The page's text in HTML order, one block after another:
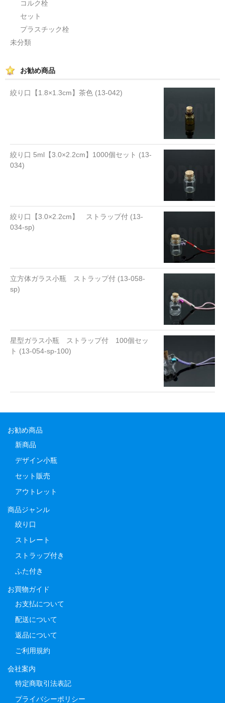
コルク栓
セット
プラスチック栓
未分類
お勧め商品
絞り口【1.8×1.3cm】茶色 (13-042)
絞り口 5ml【3.0×2.2cm】1000個セット (13-
034)
絞り口【3.0×2.2cm】 ストラップ付 (13-
034-sp)
立方体ガラス小瓶 ストラップ付 (13-058-
sp)
星型ガラス小瓶 ストラップ付 100個セッ
ト (13-054-sp-100)
お勧め商品
新商品
デザイン小瓶
セット販売
アウトレット
商品ジャンル
絞り口
ストレート
ストラップ付き
ふた付き
お買物ガイド
お支払について
配送について
返品について
ご利用規約
会社案内
特定商取引法表記
プライバシーポリシー